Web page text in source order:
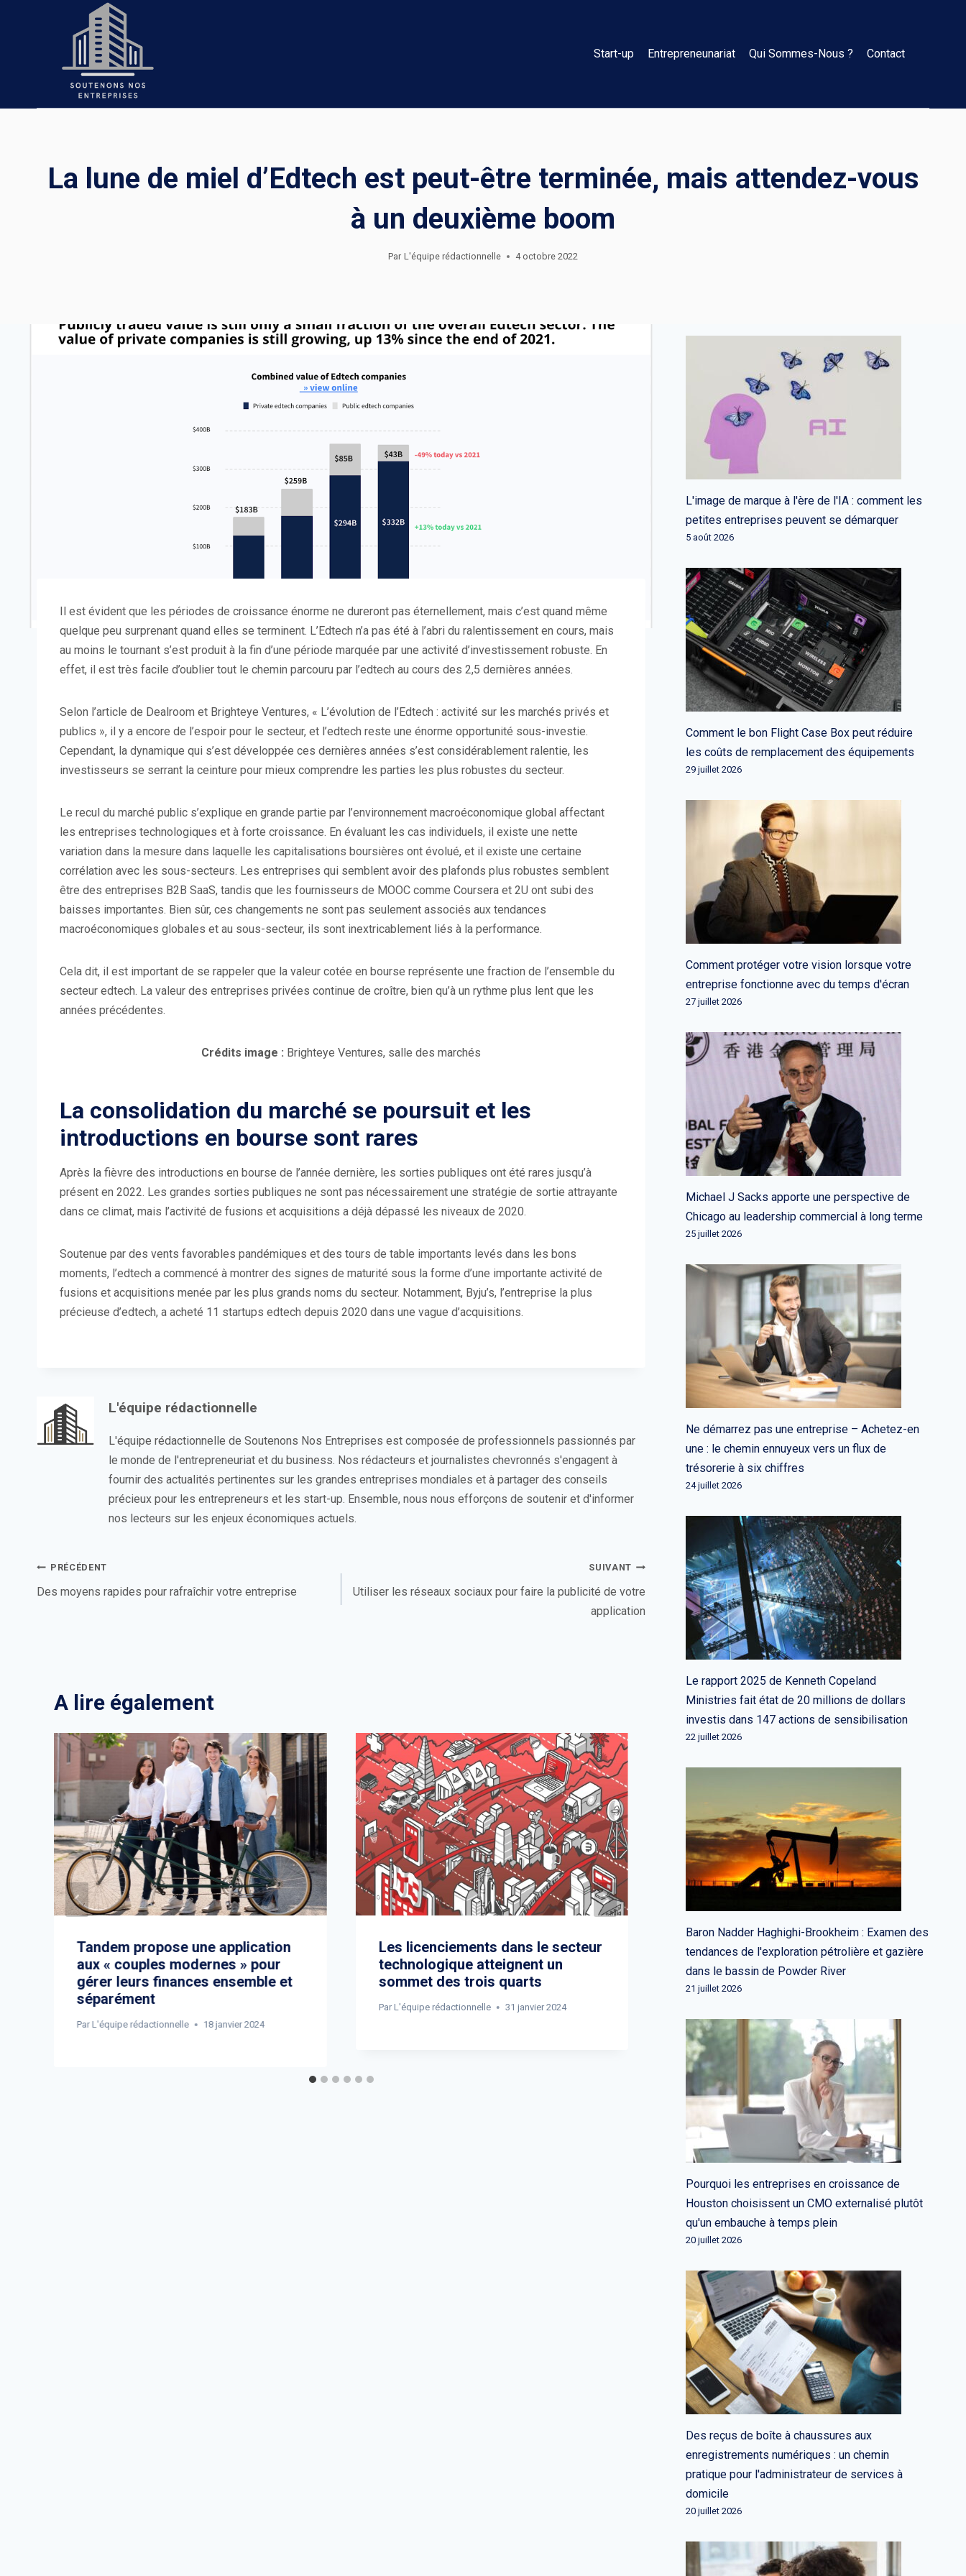
Start-up Entrepreneunariat Qui Sommes-Nous ? Contact
La lune de miel d’Edtech est peut-être terminée, mais attendez-vous
à un deuxième boom
Par L'équipe rédactionnelle 4 octobre 2022
Il est évident que les périodes de croissance énorme ne dureront pas éternellement, mais c’est quand même
quelque peu surprenant quand elles se terminent. L’Edtech n’a pas été à l’abri du ralentissement en cours, mais
au moins le tournant s’est produit à la fin d’une période marquée par une activité d’investissement robuste. En
effet, il est très facile d’oublier tout le chemin parcouru par l’edtech au cours des 2,5 dernières années.
Selon l’article de Dealroom et Brighteye Ventures, « L’évolution de l’Edtech : activité sur les marchés privés et
publics », il y a encore de l’espoir pour le secteur, et l’edtech reste une énorme opportunité sous-investie.
Cependant, la dynamique qui s’est développée ces dernières années s’est considérablement ralentie, les
investisseurs se serrant la ceinture pour mieux comprendre les parties les plus robustes du secteur.
Le recul du marché public s’explique en grande partie par l’environnement macroéconomique global affectant
les entreprises technologiques et à forte croissance. En évaluant les cas individuels, il existe une nette
variation dans la mesure dans laquelle les capitalisations boursières ont évolué, et il existe une certaine
corrélation avec les sous-secteurs. Les entreprises qui semblent avoir des plafonds plus robustes semblent
être des entreprises B2B SaaS, tandis que les fournisseurs de MOOC comme Coursera et 2U ont subi des
baisses importantes. Bien sûr, ces changements ne sont pas seulement associés aux tendances
macroéconomiques globales et au sous-secteur, ils sont inextricablement liés à la performance.
Cela dit, il est important de se rappeler que la valeur cotée en bourse représente une fraction de l’ensemble du
secteur edtech. La valeur des entreprises privées continue de croître, bien qu’à un rythme plus lent que les
années précédentes.
Crédits image : Brighteye Ventures, salle des marchés
La consolidation du marché se poursuit et les
introductions en bourse sont rares
Après la fièvre des introductions en bourse de l’année dernière, les sorties publiques ont été rares jusqu’à
présent en 2022. Les grandes sorties publiques ne sont pas nécessairement une stratégie de sortie attrayante
dans ce climat, mais l’activité de fusions et acquisitions a déjà dépassé les niveaux de 2020.
Soutenue par des vents favorables pandémiques et des tours de table importants levés dans les bons
moments, l’edtech a commencé à montrer des signes de maturité sous la forme d’une importante activité de
fusions et acquisitions menée par les plus grands noms du secteur. Notamment, Byju’s, l’entreprise la plus
précieuse d’edtech, a acheté 11 startups edtech depuis 2020 dans une vague d’acquisitions.
L'équipe rédactionnelle
L'équipe rédactionnelle de Soutenons Nos Entreprises est composée de professionnels passionnés par
le monde de l'entrepreneuriat et du business. Nos rédacteurs et journalistes chevronnés s'engagent à
fournir des actualités pertinentes sur les grandes entreprises mondiales et à partager des conseils
précieux pour les entrepreneurs et les start-up. Ensemble, nous nous efforçons de soutenir et d'informer
nos lecteurs sur les enjeux économiques actuels.
Navigation
de
PRÉCÉDENT
Des moyens rapides pour rafraîchir votre entreprise
SUIVANT
Utiliser les réseaux sociaux pour faire la publicité de votre
application
A lire également
Tandem propose une application
aux « couples modernes » pour
gérer leurs finances ensemble et
séparément
Par L'équipe rédactionnelle 18 janvier 2024
Les licenciements dans le secteur
technologique atteignent un
sommet des trois quarts
Par L'équipe rédactionnelle 31 janvier 2024
Live Nation parie des millions sur
des gobelets réutilisables high-
tech pour lutter contre les
déchets plastiques
Par L'équipe rédactionnelle 1 septembre 2022
L'image de marque à l'ère de l'IA : comment les
petites entreprises peuvent se démarquer
5 août 2026
Comment le bon Flight Case Box peut réduire
les coûts de remplacement des équipements
29 juillet 2026
Comment protéger votre vision lorsque votre
entreprise fonctionne avec du temps d'écran
27 juillet 2026
Michael J Sacks apporte une perspective de
Chicago au leadership commercial à long terme
25 juillet 2026
Ne démarrez pas une entreprise – Achetez-en
une : le chemin ennuyeux vers un flux de
trésorerie à six chiffres
24 juillet 2026
Le rapport 2025 de Kenneth Copeland
Ministries fait état de 20 millions de dollars
investis dans 147 actions de sensibilisation
22 juillet 2026
Baron Nadder Haghighi-Brookheim : Examen des
tendances de l'exploration pétrolière et gazière
dans le bassin de Powder River
21 juillet 2026
Pourquoi les entreprises en croissance de
Houston choisissent un CMO externalisé plutôt
qu'un embauche à temps plein
20 juillet 2026
Des reçus de boîte à chaussures aux
enregistrements numériques : un chemin
pratique pour l'administrateur de services à
domicile
20 juillet 2026